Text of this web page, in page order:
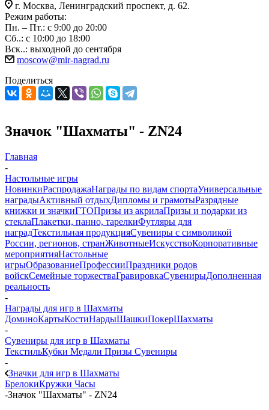
г. Москва, Ленинградский проспект, д. 62.
Режим работы:
Пн. – Пт.: с 9:00 до 20:00
Сб..: с 10:00 до 18:00
Вск..: выходной до сентября
moscow@mir-nagrad.ru
Поделиться
Значок "Шахматы" - ZN24
Главная
-
Настольные игры
НовинкиРаспродажаНаграды по видам спортаУниверсальные
наградыАктивный отдыхДипломы и грамотыРазрядные
книжки и значкиГТОПризы из акрилаПризы и подарки из
стеклаПлакетки, панно, тарелкиФутляры для
наградТекстильная продукцияСувениры с символикой
России, регионов, странЖивотныеИскусствоКорпоративные
мероприятияНастольные
игрыОбразованиеПрофессииПраздники родов
войскСемейные торжестваГравировкаСувенирыДополненная
реальность
-
Награды для игр в Шахматы
ДоминоКартыКостиНардыШашкиПокерШахматы
-
Сувениры для игр в Шахматы
ТекстильКубки Медали Призы Сувениры
-
Значки для игр в Шахматы
БрелокиКружки Часы
-Значок "Шахматы" - ZN24